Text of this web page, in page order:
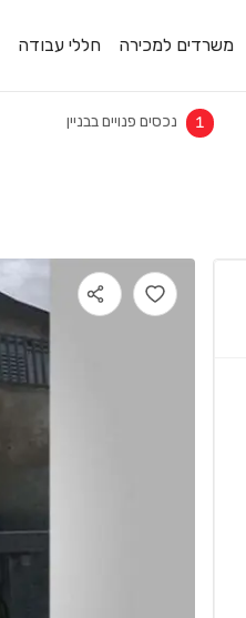
משרדים למכירה חללי עבודה
1 נכסים פנויים בבניין